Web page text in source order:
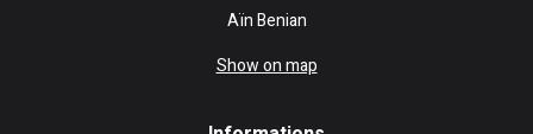
Aïn Benian
Show on map